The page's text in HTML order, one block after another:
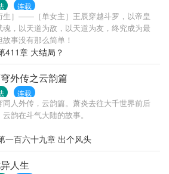
连载
生］——［单女主］王辰穿越斗罗，以帝皇
魂，以天道为敌，以天道为友，终究成为最
事没有那么简单！
411章 大结局？
外传之云韵篇
连载
同人外传，云韵篇。萧炎去往大千世界前后
韵在斗气大陆的故事。
一百六十九章 出个风头
人生